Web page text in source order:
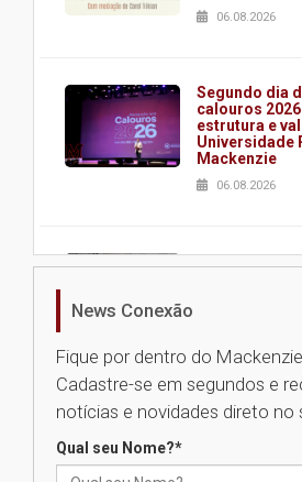
06.08.2026
Segundo dia
calouros
estrutura e
Universidade
Mackenzie
06.08.2026
Nova
Universidade
realizará nova
News Conexão
Fique por dentro do
Cadastre-se em segundos e
notícias e novidades direto no
Qual seu Nome?*